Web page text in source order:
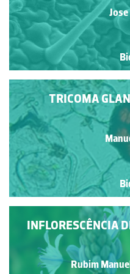
TRICOMA
INFLORESCÊNCIA
Rubim